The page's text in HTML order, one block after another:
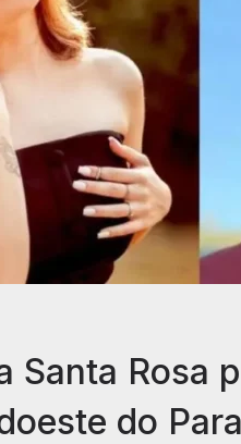
Santa Rosa
do